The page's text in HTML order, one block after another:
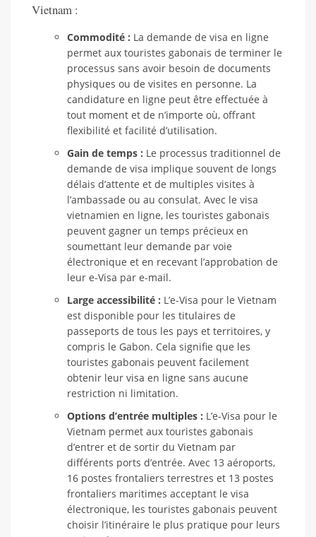
Vietnam :
Commodité : La demande de visa en ligne
permet aux touristes gabonais de terminer le
processus sans avoir besoin de documents
physiques ou de visites en personne. La
candidature en ligne peut être effectuée à
tout moment et de n’importe où, offrant
flexibilité et facilité d’utilisation.
Gain de temps : Le processus traditionnel de
demande de visa implique souvent de longs
délais d’attente et de multiples visites à
l’ambassade ou au consulat. Avec le visa
vietnamien en ligne, les touristes gabonais
peuvent gagner un temps précieux en
soumettant leur demande par voie
électronique et en recevant l’approbation de
leur e-Visa par e-mail.
Large accessibilité : L’e-Visa pour le Vietnam
est disponible pour les titulaires de
passeports de tous les pays et territoires, y
compris le Gabon. Cela signifie que les
touristes gabonais peuvent facilement
obtenir leur visa en ligne sans aucune
restriction ni limitation.
Options d’entrée multiples : L’e-Visa pour le
Vietnam permet aux touristes gabonais
d’entrer et de sortir du Vietnam par
différents ports d’entrée. Avec 13 aéroports,
16 postes frontaliers terrestres et 13 postes
frontaliers maritimes acceptant le visa
électronique, les touristes gabonais peuvent
choisir l’itinéraire le plus pratique pour leurs